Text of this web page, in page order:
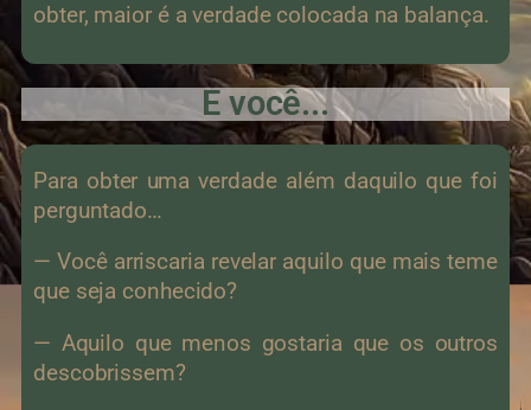
obter, maior é a verdade colocada na balança.
E você...
Para obter uma verdade além daquilo que foi
perguntado…
— Você arriscaria revelar aquilo que mais teme
que seja conhecido?
— Aquilo que menos gostaria que os outros
descobrissem?